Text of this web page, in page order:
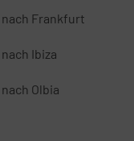
nach Frankfurt
Ibiza
Olbia